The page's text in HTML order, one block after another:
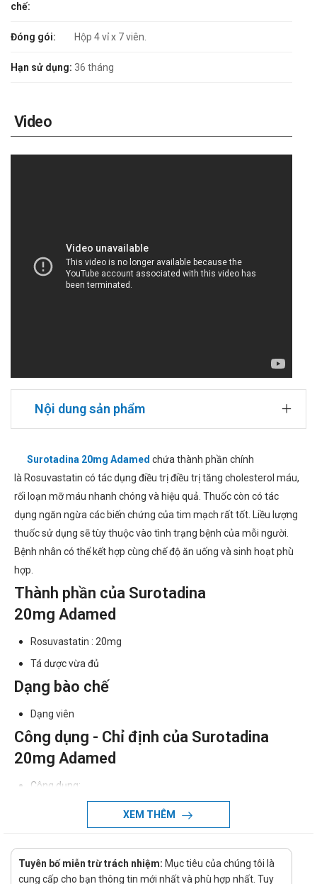
chế:
Đóng gói: Hộp 4 vỉ x 7 viên.
Hạn sử dụng: 36 tháng
Video
Nội dung sản phẩm
Surotadina 20mg Adamed chứa thành phần chính
là Rosuvastatin có tác dụng điều trị điều trị tăng cholesterol máu,
rối loạn mỡ máu nhanh chóng và hiệu quả. Thuốc còn có tác
dụng ngăn ngừa các biến chứng của tim mạch rất tốt. Liều lượng
thuốc sử dụng sẽ tùy thuộc vào tình trạng bệnh của mỗi người.
Bệnh nhân có thể kết hợp cùng chế độ ăn uống và sinh hoạt phù
hợp.
Thành phần của Surotadina
20mg Adamed
Rosuvastatin : 20mg
Tá dược vừa đủ
Dạng bào chế
Dạng viên
Công dụng - Chỉ định của Surotadina
20mg Adamed
Công dụng:
Rosuvastatin có cơ chế là ức chế cạnh tranh chọn lọc với
HMG-CoA, làm giảm nồng độ LDL - cholesterol,
HDL cholesterol. Rosuvastatin cũng làm giảm ApoB,
nonHDL - C, VLDL - C, VLDL - TG và làm tăng ApoA-I, làm
XEM THÊM
Tuyên bố miễn trừ trách nhiệm: Mục tiêu của chúng tôi là
cung cấp cho bạn thông tin mới nhất và phù hợp nhất. Tuy